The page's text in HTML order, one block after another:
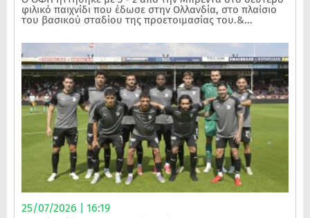
φιλικό παιχνίδι που έδωσε στην Ολλανδία, στο πλαίσιο
του βασικού σταδίου της προετοιμασίας του.&...
25/07/2026 | 16:19